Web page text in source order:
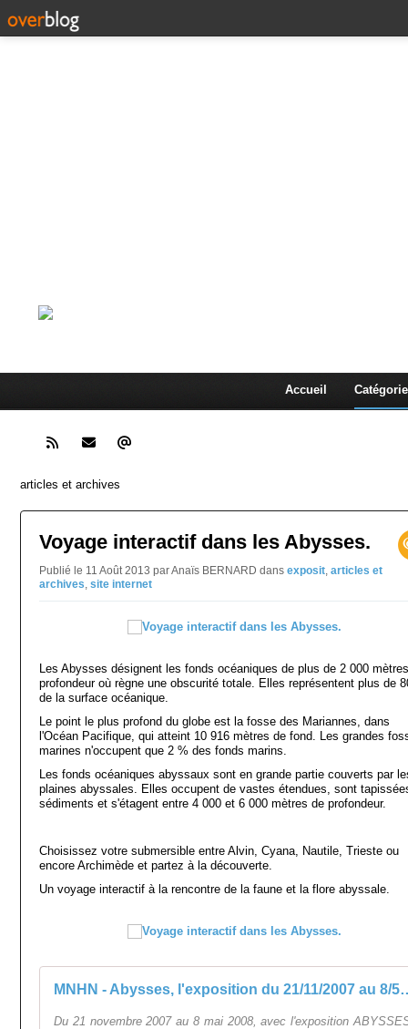
Accueil
articles et archives
Voyage interactif dans les Abysses.
Publié le 11 Août 2013 par Anaïs BERNARD dans exposit, articles et
archives, site internet
Les Abysses désignent les fonds océaniques de plus de 2 000
profondeur où règne une obscurité totale. Elles représentent plus de
de la surface océanique.
Le point le plus profond du globe est la fosse des Mariannes, dans
l'Océan Pacifique, qui atteint 10 916 mètres de fond. Les grandes
marines n'occupent que 2 % des fonds marins.
Les fonds océaniques abyssaux sont en grande partie couverts par
plaines abyssales. Elles occupent de vastes étendues, sont
sédiments et s'étagent entre 4 000 et 6 000 mètres de profondeur.
Choisissez votre submersible entre Alvin, Cyana, Nautile, Trieste ou
encore Archimède et partez à la découverte.
Un voyage interactif à la rencontre de la faune et la flore abyssale.
MNHN - Abysses,
Du 21 novembre 2007 au 8 mai 2008, avec l'exposition